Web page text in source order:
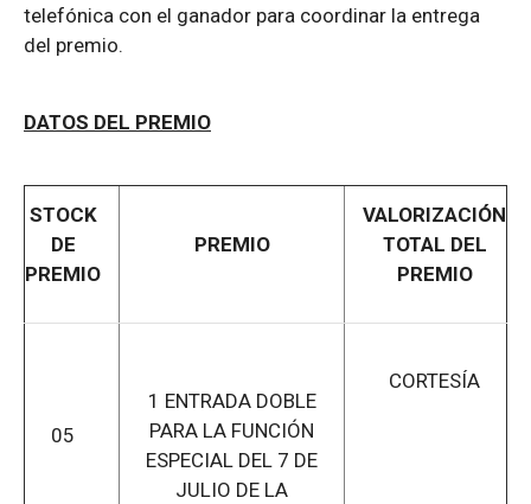
telefónica con el ganador para coordinar la entrega
del premio.
DATOS DEL PREMIO
STOCK
DE
PREMIO
PREMIO
VALORIZACIÓN
TOTAL DEL
PREMIO
05
1 ENTRADA DOBLE
PARA LA FUNCIÓN
ESPECIAL DEL 7 DE
JULIO DE LA
CORTESÍA